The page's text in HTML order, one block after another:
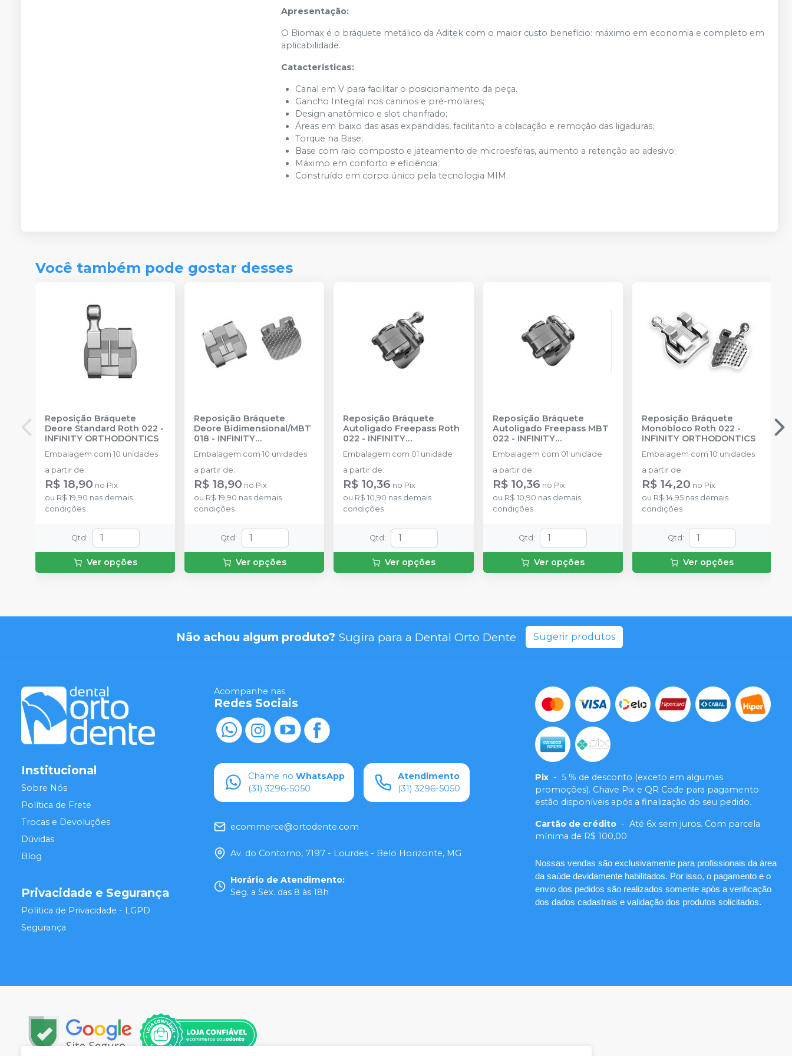
Apresentação:
O Biomax é o bráquete metálico da Aditek com o maior custo benefício: máximo em economia e completo em
aplicabilidade.
Catacterísticas:
Canal em V para facilitar o posicionamento da peça.
Gancho Integral nos caninos e pré-molares;
Design anatômico e slot chanfrado;
Áreas em baixo das asas expandidas, facilitanto a colacação e remoção das ligaduras;
Torque na Base;
Base com raio composto e jateamento de microesferas, aumento a retenção ao adesivo;
Máximo em conforto e eficiência;
Construído em corpo único pela tecnologia MIM.
Você também pode gostar desses
Reposição Bráquete
Deore Standard Roth 022 -
INFINITY ORTHODONTICS
Embalagem com 10 unidades
a partir de:
R$ 18,90 no Pix
ou R$ 19,90 nas demais
condições
Qtd :
Ver opções
Reposição Bráquete
Deore Bidimensional/MBT
018 - INFINITY
ORTHODONTICS
Embalagem com 10 unidades
a partir de:
R$ 18,90 no Pix
ou R$ 19,90 nas demais
condições
Qtd :
Ver opções
Reposição Bráquete
Autoligado Freepass Roth
022 - INFINITY
ORTHODONTICS
Embalagem com 01 unidade
a partir de:
R$ 10,36 no Pix
ou R$ 10,90 nas demais
condições
Qtd :
Ver opções
Reposição Bráquete
Autoligado Freepass MBT
022 - INFINITY
ORTHODONTICS
Embalagem com 01 unidade
a partir de:
R$ 10,36 no Pix
ou R$ 10,90 nas demais
condições
Qtd :
Ver opções
Reposição Bráquete
Monobloco Roth 022 -
INFINITY ORTHODONTICS
Embalagem com 10 unidades
a partir de:
R$ 14,20 no Pix
ou R$ 14,95nas demais
condições
Qtd :
Ver opções
Não achou algum produto? Sugira para a Dental Orto Dente Sugerir produtos
Institucional
Sobre Nós
Política de Frete
Trocas e Devoluções
Dúvidas
Blog
Privacidade e Segurança
Política de Privacidade - LGPD
Segurança
Acompanhe nas
Redes Sociais
Chame no WhatsApp
(31) 3296-5050
Atendimento
(31) 3296-5050
ecommerce@ortodente.com
Av. do Contorno, 7197 - Lourdes - Belo Horizonte, MG
Horário de Atendimento:
Seg. a Sex. das 8 às 18h
Pix - 5 % de desconto (exceto em algumas
promoções). Chave Pix e QR Code para pagamento
estão disponíveis após a finalização do seu pedido.
Cartão de crédito - Até 6x sem juros. Com parcela
mínima de R$ 100,00
Nossas vendas são exclusivamente para profissionais da área
da saúde devidamente habilitados. Por isso, o pagamento e o
envio dos pedidos são realizados somente após a verificação
dos dados cadastrais e validação dos produtos solicitados.